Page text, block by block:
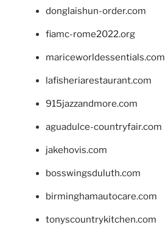
donglaishun-order.com
fiamc-rome2022.org
mariceworldessentials.com
lafisheriarestaurant.com
915jazzandmore.com
aguadulce-countryfair.com
jakehovis.com
bosswingsduluth.com
birminghamautocare.com
tonyscountrykitchen.com